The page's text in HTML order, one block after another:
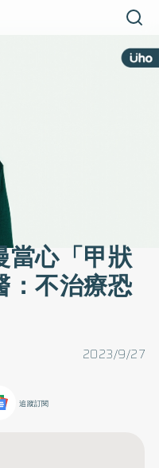
當心「甲狀
：不治療恐
2023/9/27
追蹤訂閱